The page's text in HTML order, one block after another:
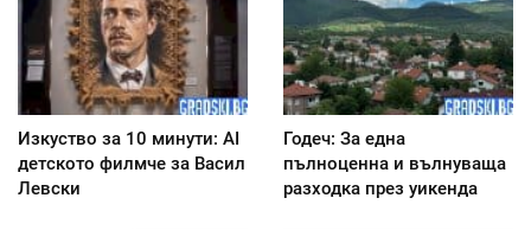
Изкуство за 10 минути: AI
детското филмче за Васил
Левски
Годеч: За една
пълноценна и вълнуваща
разходка през уикенда